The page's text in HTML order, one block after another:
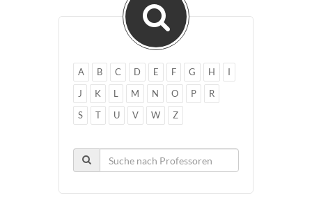
A B C D E F G H
I
J
K L M N O P
R
S
T U V W Z